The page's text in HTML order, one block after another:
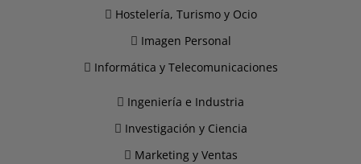
Hostelería, Turismo y Ocio
Imagen Personal
Informática y Telecomunicaciones
Ingeniería e Industria
Investigación y Ciencia
Marketing y Ventas